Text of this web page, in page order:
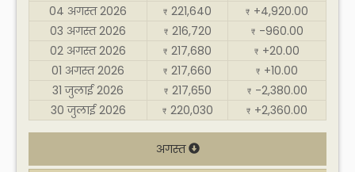
04 अगस्त 2026
₹ 221,640 ₹ +4,920.00
03 अगस्त 2026
₹ 216,720 ₹ -960.00
02 अगस्त 2026
₹ 217,680 ₹ +20.00
01 अगस्त 2026
₹ 217,660 ₹ +10.00
31 जुलाई 2026
₹ 217,650 ₹ -2,380.00
30 जुलाई 2026
₹ 220,030 ₹ +2,360.00
अगस्त